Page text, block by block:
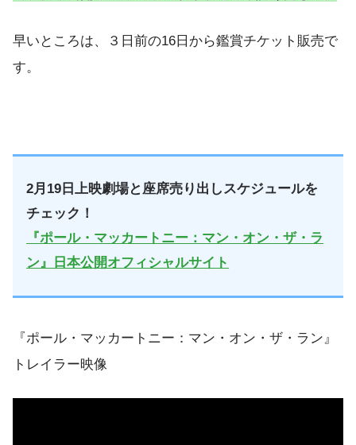
早いところは、３日前の16日から鑑賞チケット販売で
す。
2月19日上映劇場と座席売り出しスケジュールを
チェック！
『ポール・マッカートニー：マン・オン・ザ・ラ
ン』日本公開オフィシャルサイト
『ポール・マッカートニー：マン・オン・ザ・ラン』
トレイラー映像